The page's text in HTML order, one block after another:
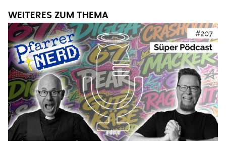
WEITERES ZUM THEMA